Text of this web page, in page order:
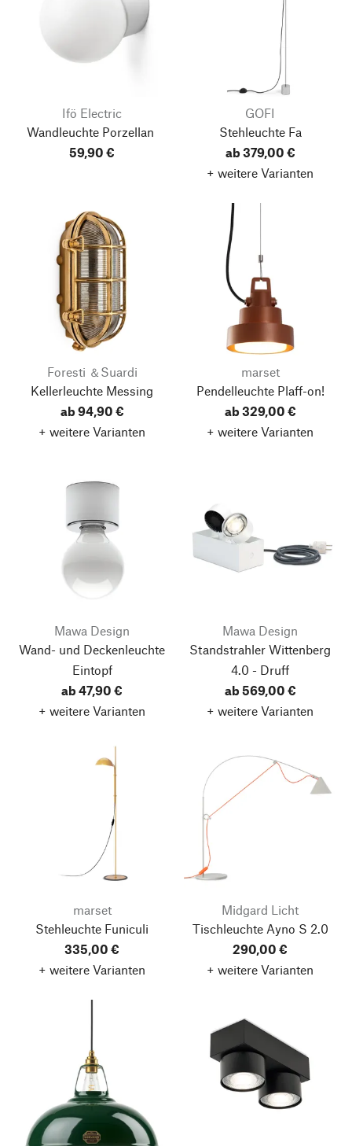
Ifö Electric
Wandleuchte Porzellan
59,90 €
GOFI
Stehleuchte Fa
ab 379,00 €
+ weitere Varianten
Foresti ＆Suardi
Kellerleuchte Messing
ab 94,90 €
+ weitere Varianten
marset
Pendelleuchte Plaff-on!
ab 329,00 €
+ weitere Varianten
Mawa Design
Wand- und Deckenleuchte
Eintopf
ab 47,90 €
+ weitere Varianten
Mawa Design
Standstrahler Wittenberg
4.0 - Druff
ab 569,00 €
+ weitere Varianten
marset
Stehleuchte Funiculi
335,00 €
+ weitere Varianten
Midgard Licht
Tischleuchte Ayno S 2.0
290,00 €
+ weitere Varianten